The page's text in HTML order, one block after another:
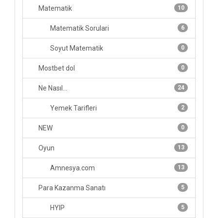
10
Matematik
6
Matematik Sorulari
0
Soyut Matematik
0
Mostbet dol
24
Ne Nasıl...
2
Yemek Tarifleri
0
NEW
13
Oyun
13
Amnesya.com
5
Para Kazanma Sanatı
5
HYIP